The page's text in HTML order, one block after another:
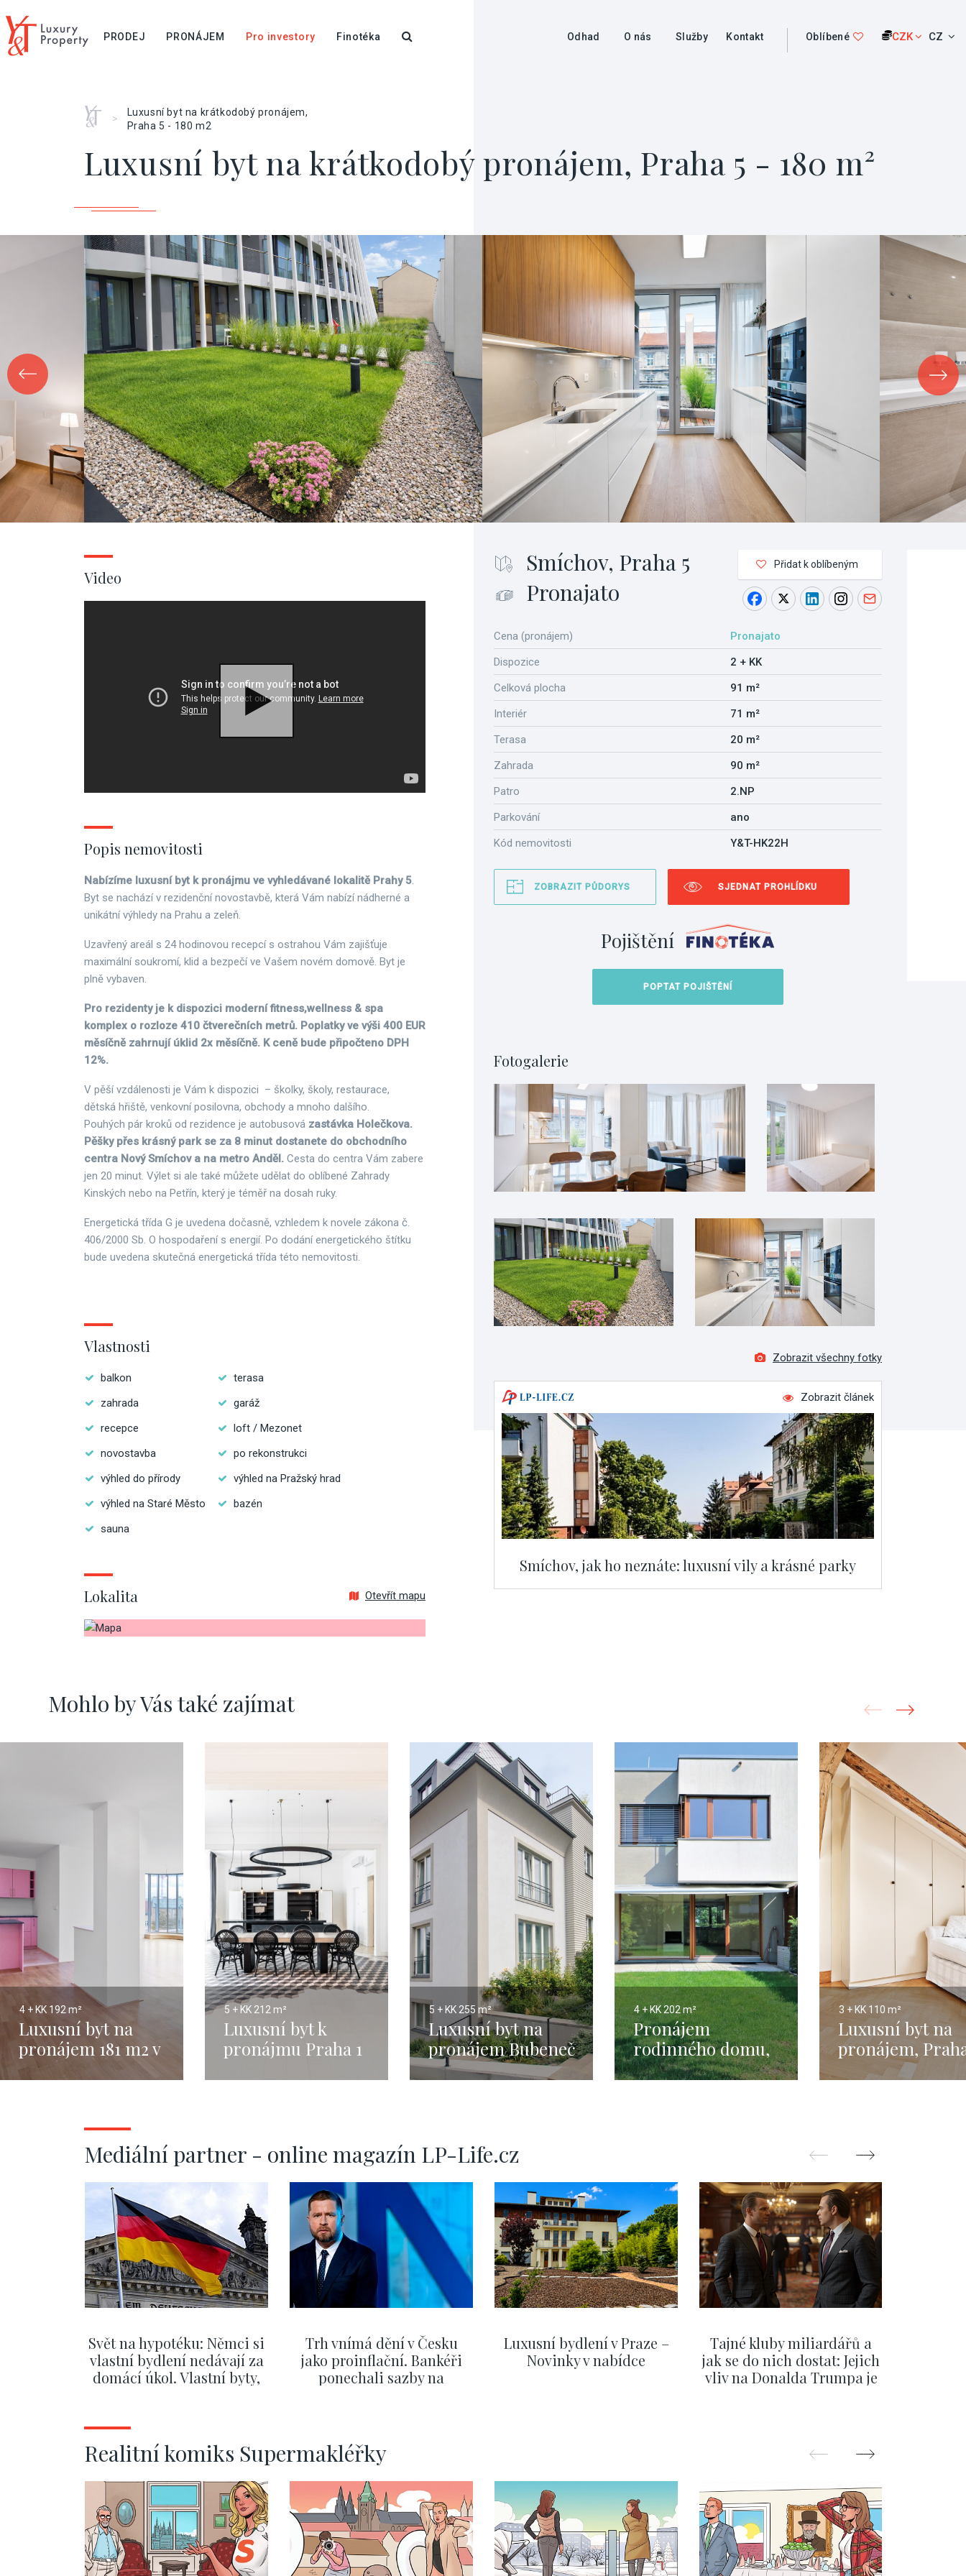
PRODEJ PRONÁJEM Pro investory Finotéka Odhad O nás Služby Kontakt Oblíbené CZK CZ
Home
>
Luxusní byt na krátkodobý pronájem,
Praha 5 - 180 m2
Luxusní byt na krátkodobý pronájem, Praha 5 - 180 m²
Smíchov, Praha 5
Pronajato
Přidat k oblíbeným
Cena (pronájem)
Pronajato
Dispozice
2 + KK
Celková plocha
91 m²
Interiér
71 m²
Terasa
20 m²
Zahrada
90 m²
Patro
2.NP
Parkování
ano
Kód nemovitosti
Y&T-HK22H
ZOBRAZIT PŮDORYS SJEDNAT PROHLÍDKU
Pojištění
POPTAT POJIŠTĚNÍ
Fotogalerie
Zobrazit všechny fotky
Zobrazit článek
Smíchov, jak ho neznáte: luxusní vily a krásné parky
Video
Popis nemovitosti
Nabízíme luxusní byt k pronájmu ve vyhledávané lokalitě Prahy 5.
Byt se nachází v rezidenční novostavbě, která Vám nabízí nádherné a
unikátní výhledy na Prahu a zeleň.
Uzavřený areál s 24 hodinovou recepcí s ostrahou Vám zajišťuje
maximální soukromí, klid a bezpečí ve Vašem novém domově. Byt je
plně vybaven.
Pro rezidenty je k dispozici moderní fitness,wellness & spa
komplex o rozloze 410 čtverečních metrů. Poplatky ve výši 400 EUR
měsíčně zahrnují úklid 2x měsíčně. K ceně bude připočteno DPH
12%.
V pěší vzdálenosti je Vám k dispozici – školky, školy, restaurace,
dětská hřiště, venkovní posilovna, obchody a mnoho dalšího.
Pouhých pár kroků od rezidence je autobusová zastávka Holečkova.
Pěšky přes krásný park se za 8 minut dostanete do obchodního
centra Nový Smíchov a na metro Anděl. Cesta do centra Vám zabere
jen 20 minut. Výlet si ale také můžete udělat do oblíbené Zahrady
Kinských nebo na Petřín, který je téměř na dosah ruky.
Energetická třída G je uvedena dočasně, vzhledem k novele zákona č.
406/2000 Sb. O hospodaření s energií. Po dodání energetického štítku
bude uvedena skutečná energetická třída této nemovitosti.
Vlastnosti
balkon
terasa
zahrada
garáž
recepce
loft / Mezonet
novostavba
po rekonstrukci
výhled do přírody
výhled na Pražský hrad
výhled na Staré Město
bazén
sauna
Lokalita Otevřít mapu
Mohlo by Vás také zajímat
4 + KK 192 m²
Luxusní byt na
pronájem 181 m2 v
Karlíně - Praha 8
5 + KK 212 m²
Luxusní byt k
pronájmu Praha 1
5 + KK 255 m²
Luxusní byt na
pronájem Bubeneč
- 255m
4 + KK202 m²
Pronájem
rodinného domu,
Praha 5 - Jinonice
3 + KK 110 m²
Luxusní byt na
pronájem,
Vinohrady -
Mediální partner - online magazín LP-Life.cz
Svět na hypotéku: Němci si
vlastní bydlení nedávají za
domácí úkol. Vlastní byty,
Trh vnímá dění v Česku
jako proinflační. Bankéři
ponechali sazby na
Luxusní bydlení v Praze –
Novinky v nabídce
Tajné kluby miliardářů a
jak se do nich dostat: Jejich
vliv na Donalda Trumpa je
Realitní komiks Supermakléřky